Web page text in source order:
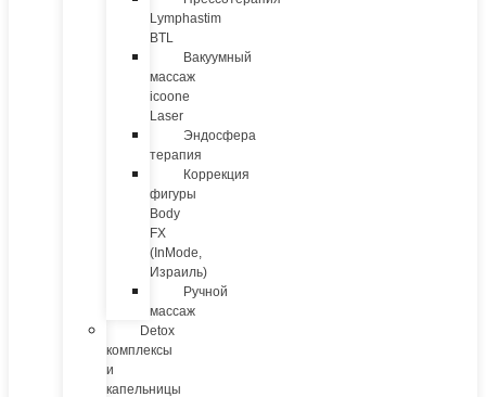
Lymphastim
BTL
Вакуумный
массаж
icoone
Laser
Эндосфера
терапия
Коррекция
фигуры
Body
FX
(InMode,
Израиль)
Ручной
массаж
Detox
комплексы
и
капельницы